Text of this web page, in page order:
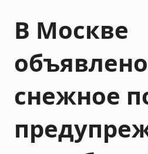
В Москве
объявлено
снежное